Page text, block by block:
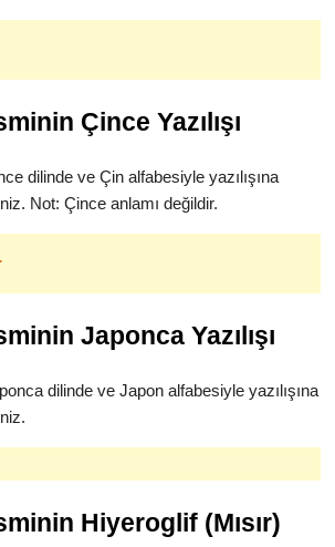
Çince Yazılışı
dilinde ve Çin alfabesiyle yazılışına
Not: Çince anlamı değildir.
Japonca Yazılışı
dilinde ve Japon alfabesiyle yazılışına
Hiyeroglif (Mısır)